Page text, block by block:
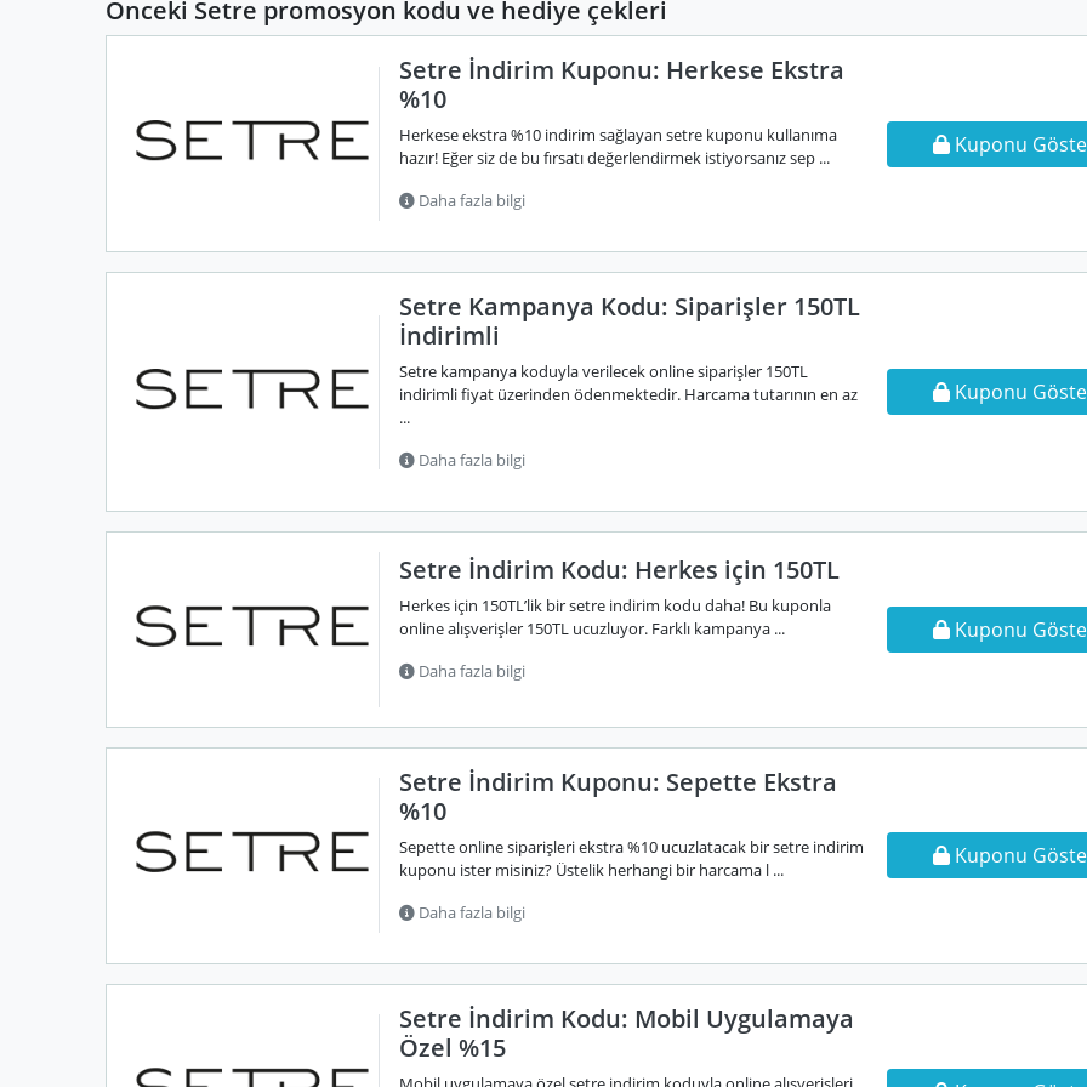
Önceki Setre promosyon kodu ve hediye çekleri
Setre İndirim Kuponu: Herkese Ekstra
%10
Herkese ekstra %10 indirim sağlayan setre kuponu kullanıma
hazır! Eğer siz de bu fırsatı değerlendirmek istiyorsanız sep ...
Daha fazla bilgi
Kuponu
Setre Kampanya Kodu: Siparişler 150TL
İndirimli
Setre kampanya koduyla verilecek online siparişler 150TL
indirimli fiyat üzerinden ödenmektedir. Harcama tutarının en az
...
Daha fazla bilgi
Kuponu
Setre İndirim Kodu: Herkes için 150TL
Herkes için 150TL’lik bir setre indirim kodu daha! Bu kuponla
online alışverişler 150TL ucuzluyor. Farklı kampanya ...
Daha fazla bilgi
Kuponu
Setre İndirim Kuponu: Sepette Ekstra
%10
Sepette online siparişleri ekstra %10 ucuzlatacak bir setre indirim
kuponu ister misiniz? Üstelik herhangi bir harcama l ...
Daha fazla bilgi
Kuponu
Setre İndirim Kodu: Mobil Uygulamaya
Özel %15